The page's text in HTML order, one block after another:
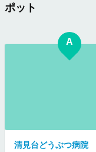
ポット
A
清見台どうぶつ病院